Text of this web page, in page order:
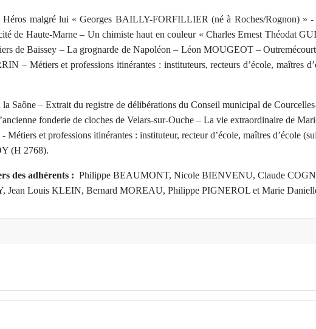
malgré lui « Georges BAILLY-FORFILLIER (né à Roches/Rognon) »
de Haute-Marne – Un chimiste haut en couleur « Charles Ernest Théodat
de Baissey – La grognarde de Napoléon – Léon MOUGEOT –
– Métiers et professions itinérantes : instituteurs, recteurs d’école, maîtres
Saône – Extrait du registre de délibérations du Conseil municipal de
fonderie de cloches de Velars-sur-Ouche – La vie extraordinaire de
et professions itinérantes : instituteur, recteur d’école, maîtres d’école
(H 2768).
des adhérents : Philippe BEAUMONT, Nicole BIENVENU, Claude
Jean Louis KLEIN, Bernard MOREAU, Philippe PIGNEROL et Marie